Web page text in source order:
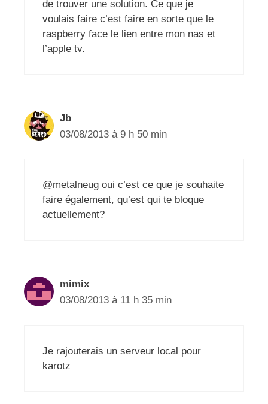
de trouver une solution. Ce que je
voulais faire c’est faire en sorte que le
raspberry face le lien entre mon nas et
l’apple tv.
Jb
03/08/2013 à 9 h 50 min
@metalneug oui c’est ce que je souhaite
faire également, qu’est qui te bloque
actuellement?
mimix
03/08/2013 à 11 h 35 min
Je rajouterais un serveur local pour
karotz